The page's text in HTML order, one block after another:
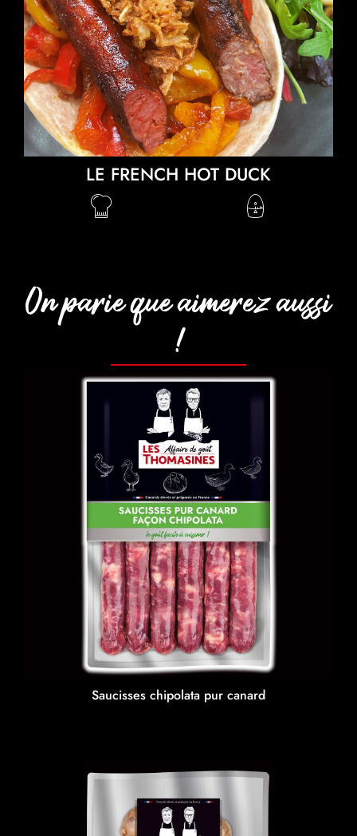
LE FRENCH HOT DUCK
On parie que aimerez aussi
!
Saucisses chipolata pur canard